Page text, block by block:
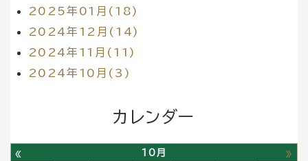
2025年01月(18)
2024年12月(14)
2024年11月(11)
2024年10月(3)
カレンダー
« 10月 »